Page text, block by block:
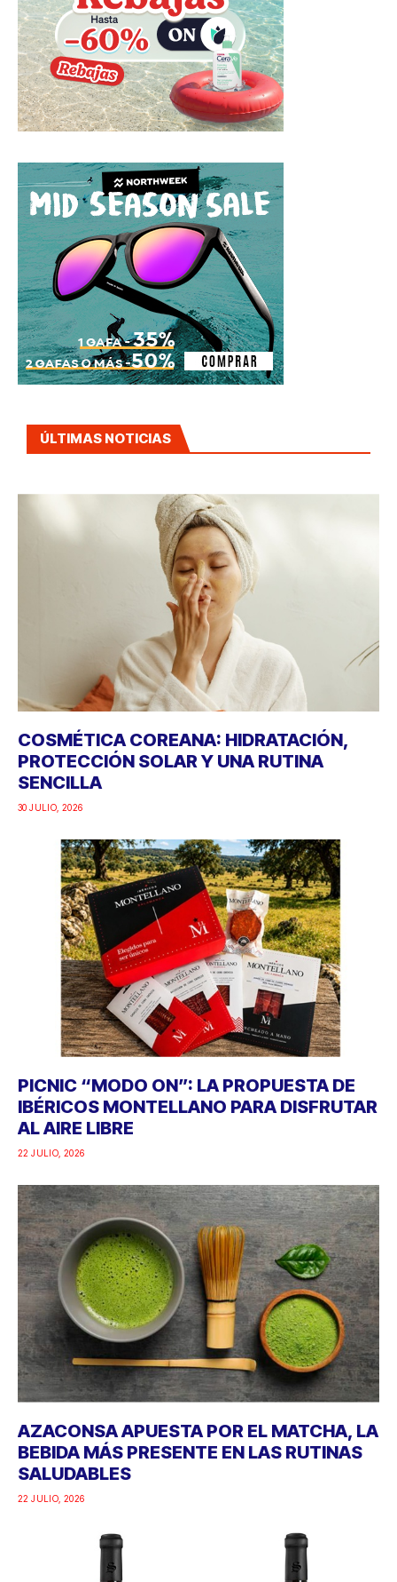
ÚLTIMAS NOTICIAS
COSMÉTICA COREANA: HIDRATACIÓN,
PROTECCIÓN SOLAR Y UNA RUTINA
SENCILLA
30 JULIO, 2026
PICNIC “MODO ON”: LA PROPUESTA DE
IBÉRICOS MONTELLANO PARA DISFRUTAR
AL AIRE LIBRE
22 JULIO, 2026
AZACONSA APUESTA POR EL MATCHA, LA
BEBIDA MÁS PRESENTE EN LAS RUTINAS
SALUDABLES
22 JULIO, 2026